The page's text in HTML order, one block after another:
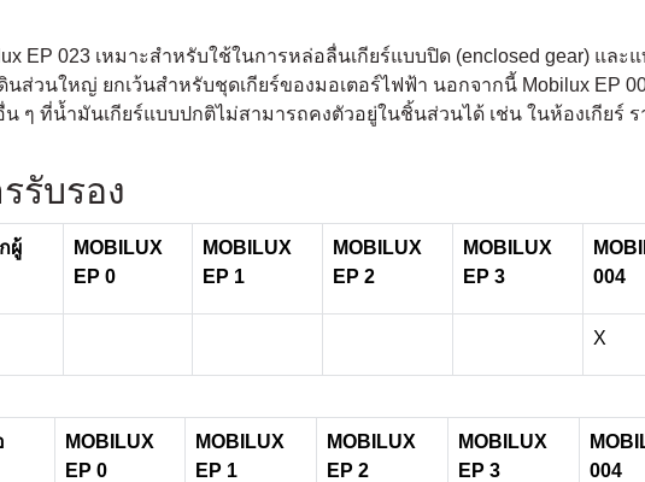
EP 023 เหมาะสำหรับใช้ในการหล่อลื่นเกียร์แบบปิด (enclosed gear) และ
นส่วนใหญ่ ยกเว้นสำหรับชุดเกียร์ของมอเตอร์ไฟฟ้า นอกจากนี้ Mobilux EP
ๆ ที่น้ำมันเกียร์แบบปกติไม่สามารถคงตัวอยู่ในชิ้นส่วนได้ เช่น ในห้องเกียร์
รับรอง
ผู้
MOBILUX
EP 0
MOBILUX
EP 1
MOBILUX
EP 2
MOBILUX
EP 3
004
X
MOBILUX
EP 0
MOBILUX
EP 1
MOBILUX
EP 2
MOBILUX
EP 3
004